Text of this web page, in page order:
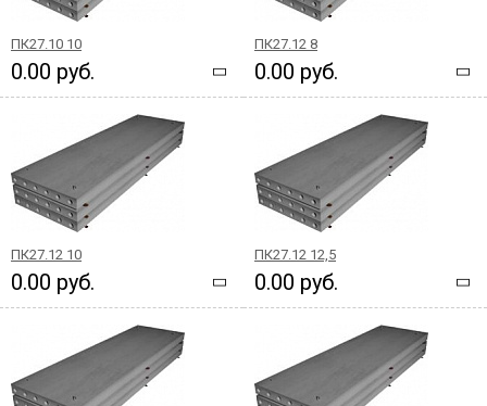
ПК27.10 10
0.00 руб.
ПК27.12 8
0.00 руб.
ПК27.12 10
0.00 руб.
ПК27.12 12,5
0.00 руб.